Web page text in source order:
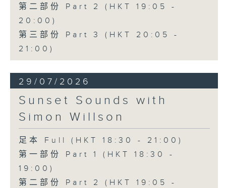
第二部份 Part 2 (HKT 19:05 -
20:00)
第三部份 Part 3 (HKT 20:05 -
21:00)
29/07/2026
Sunset Sounds with
Simon Willson
足本 Full (HKT 18:30 - 21:00)
第一部份 Part 1 (HKT 18:30 -
19:00)
第二部份 Part 2 (HKT 19:05 -